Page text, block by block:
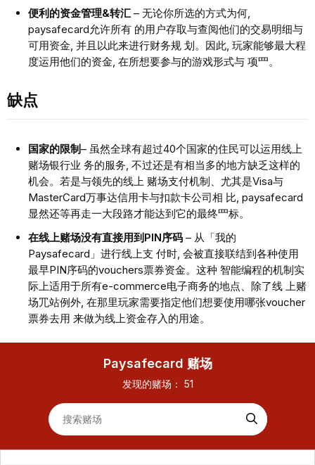
便利的资⾦管理&转汇 – ⽆论你所选的⽅式为何,
paysafecard允许所有 的⽤户存取与查阅他们的交易明细与
可⽤资⾦, 并且以此来进⾏财务规 划。因此, 玩家能够最⼤程
度运⽤他们的资⾦, 在所想要参与的游戏形式与 项⺫。
缺点
国家的限制– 虽然全球有超过40个国家的住⺠可以运⽤线上
赌场银⾏业 务的服务, 不过还是有相当多的地⽅缺乏这样的
机会。若是与领先的线上 赌场⽀付机制、尤其是Visa与
MasterCard万事达信⽤卡与扣款卡公司相 ⽐, paysafecard
显然还等再⾛⼀⼤段路才能达到它的最终⺫标。
在线上赌场没有直接⽤到PIN序码 – 从「我的
Paysafecard」进⾏线上⽀ 付时, 会被直接联结到各种使⽤
最早PIN序码的vouchers票券资⾦。这种 智能编程的机制实
际上适⽤于所有e-commerce电⼦商务的地点、除了线 上赌
场⺴站例外, 在那⾥玩家需要指定他们想要使⽤哪张voucher
票券去⽤ 来做为线上资⾦存⼊的⽤途。
Paysafecard 赌场
发现的赌场： 51